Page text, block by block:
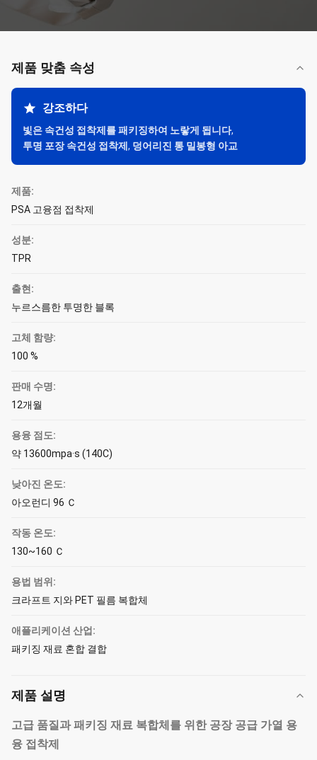
제품 맞춤 속성
강조하다
빛은 속건성 접착제를 패키징하여 노랗게 됩니다,
투명 포장 속건성 접착제 , 덩어리진 통 밀봉형 아교
제품:
PSA 고융점 접착제
성분:
TPR
출현:
누르스름한 투명한 블록
고체 함량:
100 %
판매 수명:
12개월
용융 점도:
약 13600mpa·s (140C)
낮아진 온도:
아오런디 96 Ｃ
작동 온도:
130~160 Ｃ
용법 범위:
크라프트 지와 PET 필름 복합체
애플리케이션 산업:
패키징 재료 혼합 결합
제품 설명
고급 품질과 패키징 재료 복합체 를 위한 공장 공급 가열 용
융 접착제